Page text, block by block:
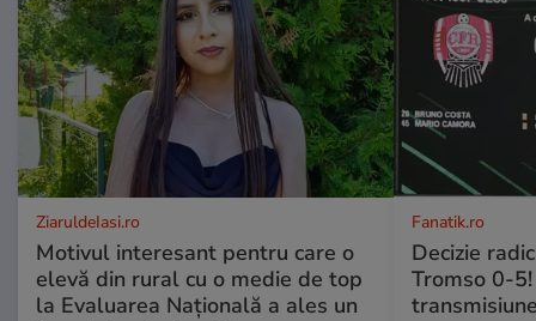
ZiaruldeIasi.ro
Motivul interesant pentru care o
elevă din rural cu o medie de top
la Evaluarea Națională a ales un
Fanatik.ro
Decizie
Tromso 0-